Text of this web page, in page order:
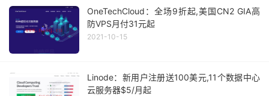
OneTechCloud：全场9折起,美国CN2 GIA高
防VPS月付31元起
2021-10-15
Linode：新用户注册送100美元,11个数据中心
云服务器$5/月起